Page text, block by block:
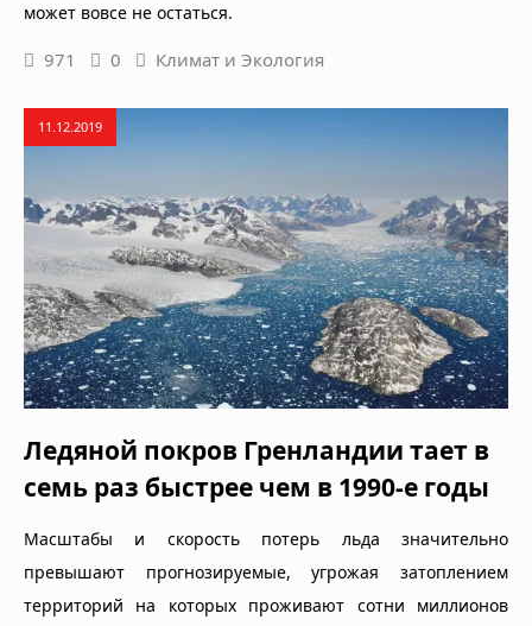
может вовсе не остаться.
971 0 Климат и Экология
11.12.2019
Ледяной покров Гренландии тает в
семь раз быстрее чем в 1990-е годы
Масштабы и скорость потерь льда значительно
превышают прогнозируемые, угрожая затоплением
территорий на которых проживают сотни миллионов